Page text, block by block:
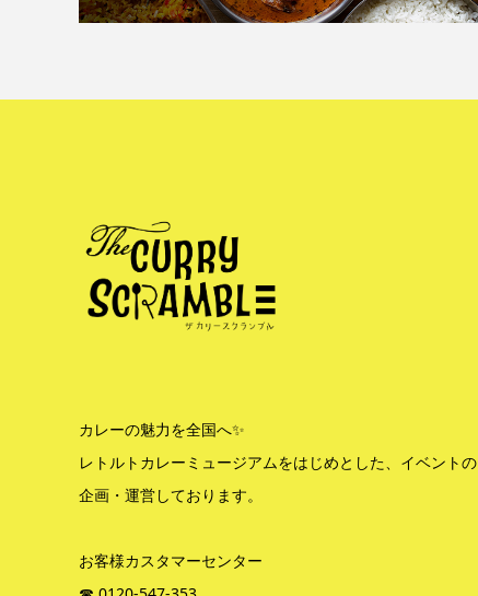
カレーの魅力を全国へ✨
レトルトカレーミュージアムをはじめとした、イベントの
企画・運営しております。
お客様カスタマーセンター